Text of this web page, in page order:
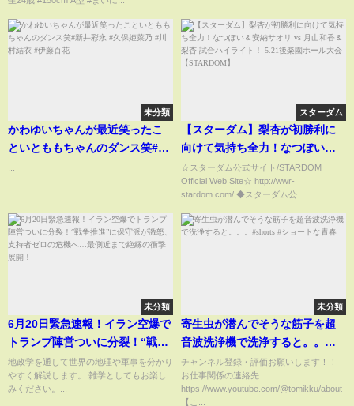
未分類
かわゆいちゃんが最近笑ったこ
といとももちゃんのダンス笑#新
スターダム
【スターダム】梨杏が初勝利に
向けて気持ち全力！なつぽい＆
安納サオリ vs 月山和香＆梨杏
試合ハイライト！-5.21後楽園ホ
ール大会-【STARDOM】
☆スターダム公式サイト/STARDOM
Official Web Site☆ http://wwr-
stardom.com/ ◆スターダム公...
未分類
6月20日緊急速報！イラン空爆で
トランプ陣営ついに分裂！“戦争
推進”に保守派が激怒、支持者ゼ
ロの危機へ…最側近まで絶縁の
衝撃展開！
地政学を通して世界の地理や軍事を分かり
やすく解説します。 雑学としてもお楽し
みください。...
未分類
寄生虫が潜んでそうな筋子を超
音波洗浄機で洗浄すると。。。
#shorts #ショートな青春
チャンネル登録・評価お願いします！！
お仕事関係の連絡先
https://www.youtube.com/@tomikku/about
【こ...